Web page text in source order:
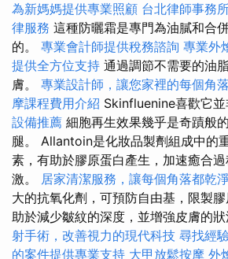
為新媽媽提供專業照顧 台北律師事務
律服務 這種防曬霜是專門為油膩和合
的。 專業會計師提供稅務諮詢 專業外
提供全方位支持 通過調節不需要的油
膚。 專業設計師，讓您家裡的每個角
摩課程費用介紹 Skinfluenine喜歡它並
設備推薦 細胞再生效果幾乎是奇蹟般
腿。 Allantoin是化妝品製劑組成中的
素，有助於膠原蛋白產生，加速癒合
激。 居家清潔服務，讓每個角落都乾
大的抗氧化劑，可預防自由基，限製
助於減少皺紋的深度，並增強皮膚的狀
射手術，改善視力的現代科技 尋找經
的案件提供專業支持 大甲放鬆按摩 外